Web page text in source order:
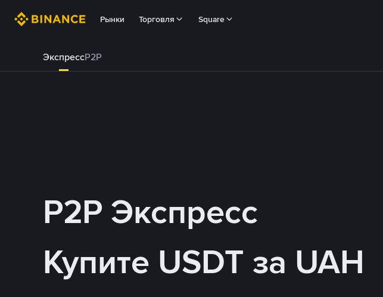
Рынки Торговля Square
ЭкспрессP2P
P2P Экспресс
Купите USDT за UAH